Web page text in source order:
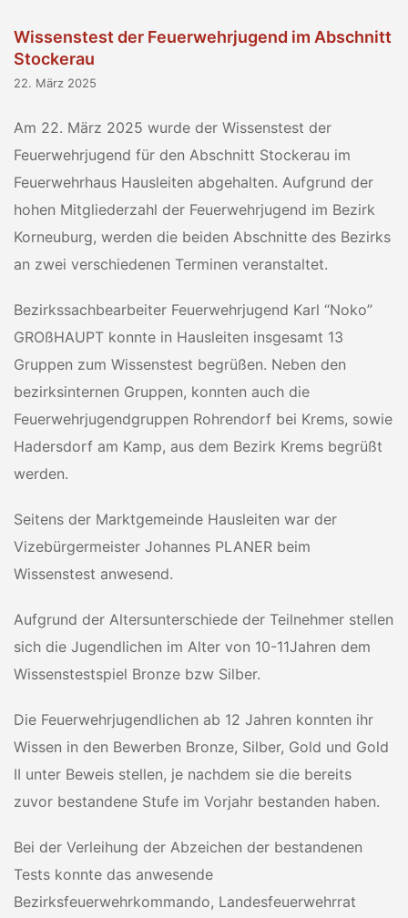
Wissenstest der Feuerwehrjugend im Abschnitt
Stockerau
22. März 2025
Am 22. März 2025 wurde der Wissenstest der
Feuerwehrjugend für den Abschnitt Stockerau im
Feuerwehrhaus Hausleiten abgehalten. Aufgrund der
hohen Mitgliederzahl der Feuerwehrjugend im Bezirk
Korneuburg, werden die beiden Abschnitte des Bezirks
an zwei verschiedenen Terminen veranstaltet.
Bezirkssachbearbeiter Feuerwehrjugend Karl “Noko”
GROßHAUPT konnte in Hausleiten insgesamt 13
Gruppen zum Wissenstest begrüßen. Neben den
bezirksinternen Gruppen, konnten auch die
Feuerwehrjugendgruppen Rohrendorf bei Krems, sowie
Hadersdorf am Kamp, aus dem Bezirk Krems begrüßt
werden.
Seitens der Marktgemeinde Hausleiten war der
Vizebürgermeister Johannes PLANER beim
Wissenstest anwesend.
Aufgrund der Altersunterschiede der Teilnehmer stellen
sich die Jugendlichen im Alter von 10-11Jahren dem
Wissenstestspiel Bronze bzw Silber.
Die Feuerwehrjugendlichen ab 12 Jahren konnten ihr
Wissen in den Bewerben Bronze, Silber, Gold und Gold
II unter Beweis stellen, je nachdem sie die bereits
zuvor bestandene Stufe im Vorjahr bestanden haben.
Bei der Verleihung der Abzeichen der bestandenen
Tests konnte das anwesende
Bezirksfeuerwehrkommando, Landesfeuerwehrrat